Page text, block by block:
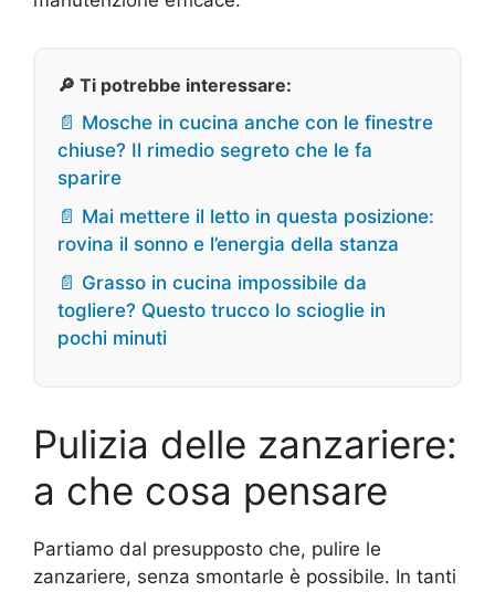
🔎 Ti potrebbe interessare:
📄 Mosche in cucina anche con le finestre
chiuse? Il rimedio segreto che le fa
sparire
📄 Mai mettere il letto in questa posizione:
rovina il sonno e l’energia della stanza
📄 Grasso in cucina impossibile da
togliere? Questo trucco lo scioglie in
pochi minuti
Pulizia delle zanzariere:
a che cosa pensare
Partiamo dal presupposto che, pulire le
zanzariere, senza smontarle è possibile. In tanti